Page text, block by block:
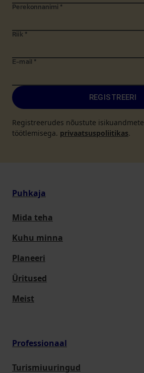
Perekonnanimi *
Riik *
E-mail *
REGISTREERI
Registreerudes nõustute isikuandmete
töötlemisega. privaatsuspoliitikas.
Puhkaja
Mida teha
Kuhu minna
Planeeri
Üritused
Meist
Professionaal
Turismiuuringud